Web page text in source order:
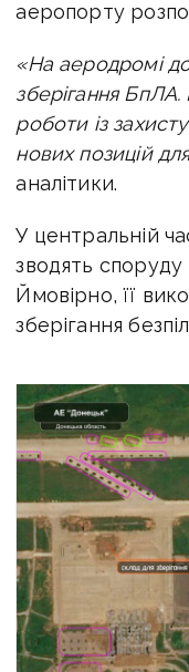
аеропорту
«На аеродромі
зберігання
роботи із
нових позицій
аналітики.
У центральній
зводять споруду
Ймовірно, її
зберігання